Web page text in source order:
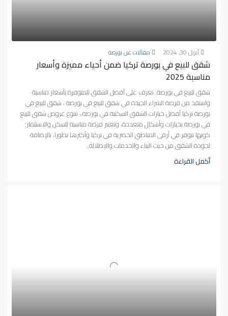
أبريل 30, 2024 مقالات عن بورصة
شقق للبيع في بورصة تركيا ضمن أحياء مميزة وأسعار
مناسبة 2025
شقق للبيع في بورصة. تعرف على أفضل الشقق المتوفرة بأسعار مناسبة
واستفد من فرصة الشراء الجيدة في شقق للبيع في بورصة ، شقق للبيع في
بورصة تركيا أفضل خيارات الشقق السكنية في بورصة،، تتنوع عروض شقق للبيع
في بورصة بخيارات وأشكال متعددة، وتعتبر فرصة مناسبة للسكن والاستثمار؛
كونها تتوفر في أرقى المناطق الحضرية في تركيا وأكثرها تطورا، بالإضافة
لجودة الشقق من حيث البناء والخدمات والإطلالة..
أكمل القراءة